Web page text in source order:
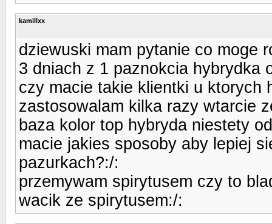
kamillxx
dziewuski mam pytanie co moge
3 dniach z 1 paznokcia hybrydka
czy macie takie klientki u ktorych
zastosowalam kilka razy wtarcie
baza kolor top hybryda niestety
macie jakies sposoby aby lepiej
pazurkach?:/:
przemywam spirytusem czy to
wacik ze spirytusem:/: